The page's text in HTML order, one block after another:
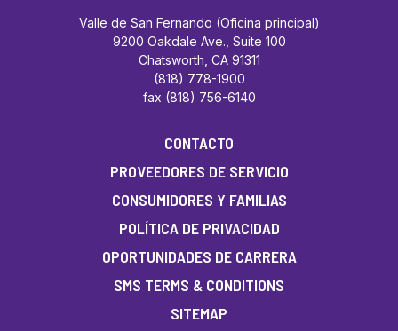
Valle de San Fernando (Oficina principal)
9200 Oakdale Ave., Suite 100
Chatsworth, CA 91311
(818) 778-1900
fax (818) 756-6140
CONTACTO
PROVEEDORES DE SERVICIO
CONSUMIDORES Y FAMILIAS
POLÍTICA DE PRIVACIDAD
OPORTUNIDADES DE CARRERA
SMS TERMS & CONDITIONS
SITEMAP